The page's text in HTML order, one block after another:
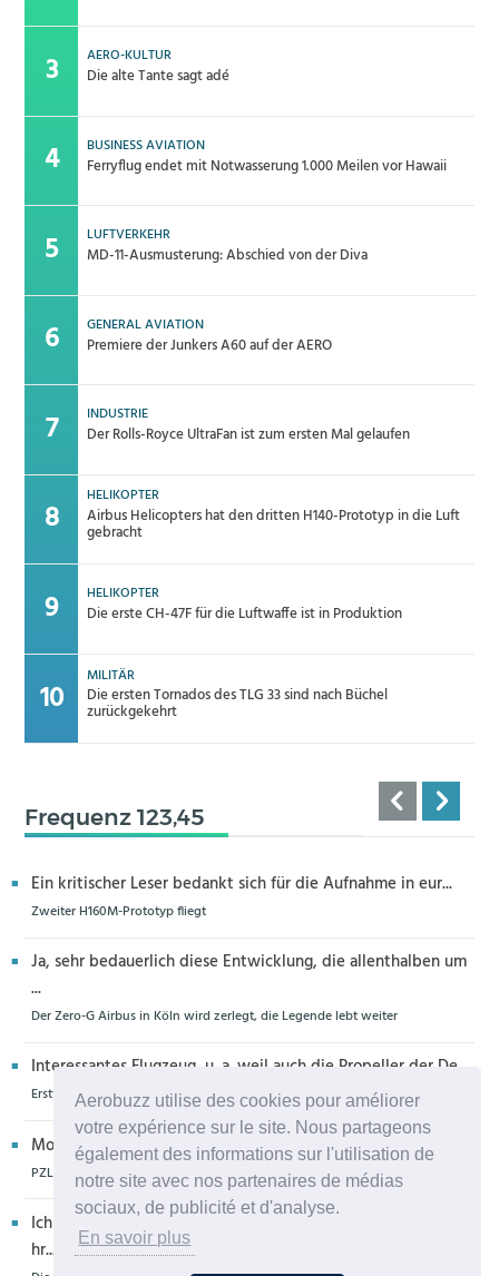
Aerobuzz utilise des cookies pour améliorer
votre expérience sur le site. Nous partageons
également des informations sur l'utilisation de
notre site avec nos partenaires de médias
sociaux, de publicité et d'analyse.
En savoir plus
AERO-KULTUR
Die alte Tante sagt adé
BUSINESS AVIATION
Ferryflug endet mit Notwasserung 1.000 Meilen vor Hawaii
LUFTVERKEHR
MD-11-Ausmusterung: Abschied von der Diva
GENERAL AVIATION
Premiere der Junkers A60 auf der AERO
INDUSTRIE
Der Rolls-Royce UltraFan ist zum ersten Mal gelaufen
HELIKOPTER
Airbus Helicopters hat den dritten H140-Prototyp in die Luft
gebracht
HELIKOPTER
Die erste CH-47F für die Luftwaffe ist in Produktion
MILITÄR
Die ersten Tornados des TLG 33 sind nach Büchel
zurückgekehrt
Frequenz 123,45
Ein kritischer Leser bedankt sich für die Aufnahme in eur...
Zweiter H160M-Prototyp fliegt
Ja, sehr bedauerlich diese Entwicklung, die allenthalben um
...
Der Zero-G Airbus in Köln wird zerlegt, die Legende lebt weiter
Interessantes Flugzeug, u. a. weil auch die Propeller der De...
Erstflug der Piper Seminole DX mit DeltaHawk-Motoren
Moin aus Schiffdorf, danke für die Nachricht. Ich meine,da...
PZL Mielec fertigt die ersten S-70 Firehawk
Ich glaube eher,dass dieser Hubschrauber für die Bundeswe
hr...